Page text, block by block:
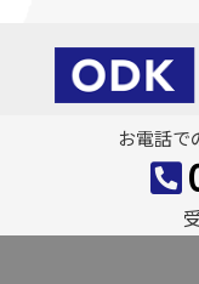
ビ
ゲ
ー
ン
お電話で